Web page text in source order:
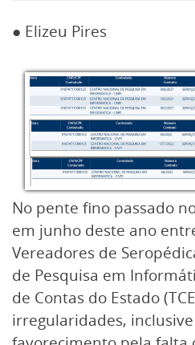
● Elizeu Pires
No pente fino passado
em junho deste ano
Vereadores de
de Pesquisa em
de Contas do Estado
irregularidades,